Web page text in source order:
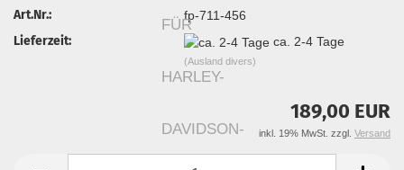
Art.Nr.: fp-711-456
Lieferzeit: ca. 2-4 Tage
(Ausland divers)
189,00 EUR
inkl. 19% MwSt. zzgl. Versand